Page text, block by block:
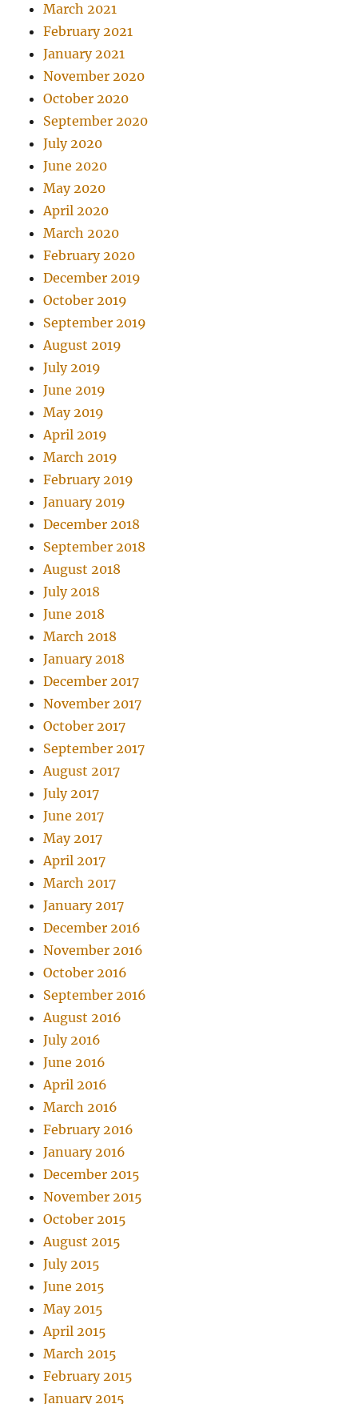
March 2021
February 2021
January 2021
November 2020
October 2020
September 2020
July 2020
June 2020
May 2020
April 2020
March 2020
February 2020
December 2019
October 2019
September 2019
August 2019
July 2019
June 2019
May 2019
April 2019
March 2019
February 2019
January 2019
December 2018
September 2018
August 2018
July 2018
June 2018
March 2018
January 2018
December 2017
November 2017
October 2017
September 2017
August 2017
July 2017
June 2017
May 2017
April 2017
March 2017
January 2017
December 2016
November 2016
October 2016
September 2016
August 2016
July 2016
June 2016
April 2016
March 2016
February 2016
January 2016
December 2015
November 2015
October 2015
August 2015
July 2015
June 2015
May 2015
April 2015
March 2015
February 2015
January 2015